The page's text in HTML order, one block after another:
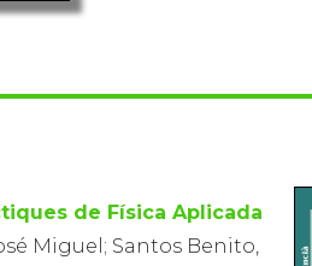
de Física Aplicada
Miguel; Santos Benito,